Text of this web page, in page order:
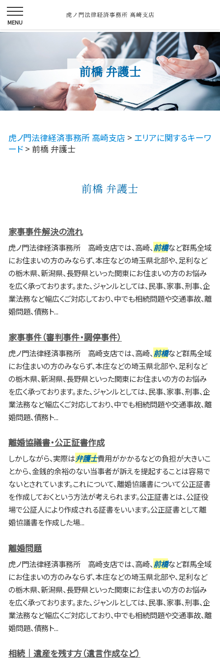
前橋 弁護士
虎ノ門法律経済事務所 高崎支店 > エリアに関するキーワ
ード > 前橋 弁護士
前橋 弁護士
家事事件解決の流れ
虎ノ門法律経済事務所 高崎支店では、高崎、前橋など群馬全域
にお住まいの方のみならず、本庄などの埼玉県北部や、足利など
の栃木県、新潟県、長野県といった関東にお住まいの方のお悩み
を広く承っております。また、ジャンルとしては、民事、家事、刑事、企
業法務など幅広くご対応しており、中でも相続問題や交通事故、離
婚問題、債務ト...
家事事件（審判事件・調停事件）
虎ノ門法律経済事務所 高崎支店では、高崎、 前橋など群馬全域
にお住まいの方のみならず、本庄などの埼玉県北部や、足利など
の栃木県、新潟県、長野県といった関東にお住まいの方のお悩み
を広く承っております。また、ジャンルとしては、民事、家事、刑事、企
業法務など幅広くご対応しており、中でも相続問題や交通事故、離
婚問題、債務ト...
離婚協議書・公正証書作成
しかしながら、実際は弁護士費用がかかるなどの負担が大きいこ
とから、金銭的余裕のない当事者が訴えを提起することは容易で
ないとされています。これについて、離婚協議書について公正証書
を作成しておくという方法が考えられます。公正証書とは、公証役
場で公証人により作成される証書をいいます。公正証書として離
婚協議書を作成した場...
離婚問題
虎ノ門法律経済事務所 高崎支店では、高崎、 前橋など群馬全域
にお住まいの方のみならず、本庄などの埼玉県北部や、足利など
の栃木県、新潟県、長野県といった関東にお住まいの方のお悩み
を広く承っております。また、ジャンルとしては、民事、家事、刑事、企
業法務など幅広くご対応しており、中でも相続問題や交通事故、離
婚問題、債務ト...
相続｜遺産を残す方（遺言作成など）